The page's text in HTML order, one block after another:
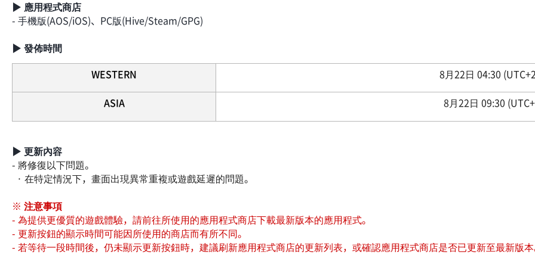
▶ 應用程式商店
- 手機版(AOS/iOS)、PC版(Hive/Steam/GPG)
▶ 發佈時間
WESTERN
8月22日 04:30
ASIA
8月22日 09:30
▶ 更新內容
- 將修復以下問題。
· 在特定情況下，畫面出現異常重複或遊戲延遲的問題。
※ 注意事項
- 為提供更優質的遊戲體驗，請前往所使用的應用程式商店下載最新版本的應用程式。
- 更新按鈕的顯示時間可能因所使用的商店而有所不同。
- 若等待一段時間後，仍未顯示更新按鈕時，建議刷新應用程式商店的更新列表，或確認應用程式商店是否已更新至最新版